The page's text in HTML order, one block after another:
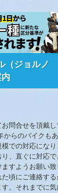
（ジョル
お問合せを頂戴
からのバイクも
での対応にな
、直ぐに対応
すようお願い
頃にご連絡す
。それまでに